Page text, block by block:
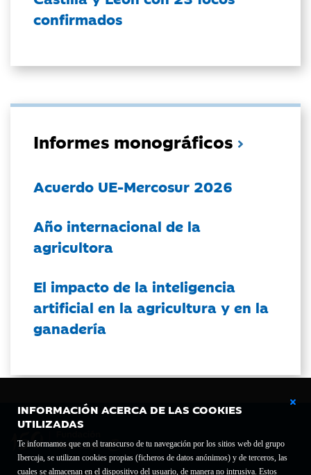
INFORMACIÓN ACERCA DE LAS COOKIES
UTILIZADAS
Te informamos que en el transcurso de tu navegación por los sitios web del grupo
Ibercaja, se utilizan cookies propias (ficheros de datos anónimos) y de terceros, las
cuales se almacenan en el dispositivo del usuario, de manera no intrusiva. Estos
confirmados
Informes monográficos
Acuerdo UE-Mercosur 2026
Año internacional de la
agricultora
El impacto de la inteligencia
artificial en la agricultura y en la
ganadería